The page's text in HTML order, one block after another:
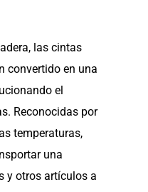
las cintas
convertido en una
el
Reconocidas por
temperaturas,
una
y otros artículos a